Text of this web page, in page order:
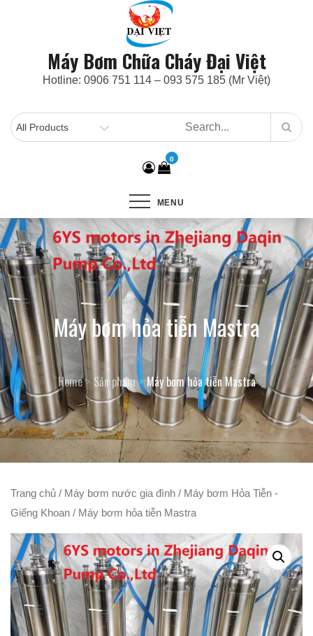
Máy Bơm Chữa Cháy Đại Việt
Hotline: 0906 751 114 – 093 575 185 (Mr Việt)
0
MENU
Máy bơm hỏa tiễn Mastra
Home Sản phẩm Máy bơm hỏa tiễn Mastra
Trang chủ / Máy bơm nước gia đình / Máy bơm Hỏa Tiễn -
Giếng Khoan / Máy bơm hỏa tiễn Mastra